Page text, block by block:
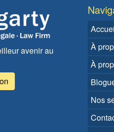
avenir au
À
À
Nos